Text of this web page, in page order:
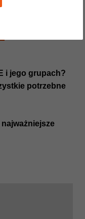
koalicję,
i jego grupach?
potrzebne